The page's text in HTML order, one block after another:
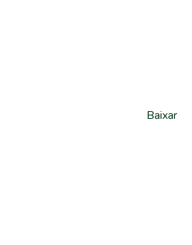
Baixar